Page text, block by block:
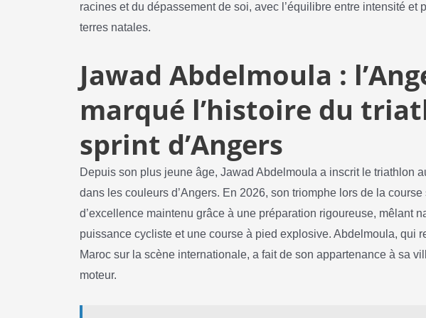
racines et du dépassement de soi, avec l’équilibre entre intensité et
terres natales.
Jawad Abdelmoula :
marqué l’histoire du
sprint d’Angers
Depuis son plus jeune âge, Jawad Abdelmoula a inscrit le triathlon
dans les couleurs d’Angers. En 2026, son triomphe lors de la
d’excellence maintenu grâce à une préparation rigoureuse, mêlant
puissance cycliste et une course à pied explosive. Abdelmoula, qui
Maroc sur la scène internationale, a fait de son appartenance à sa
moteur.